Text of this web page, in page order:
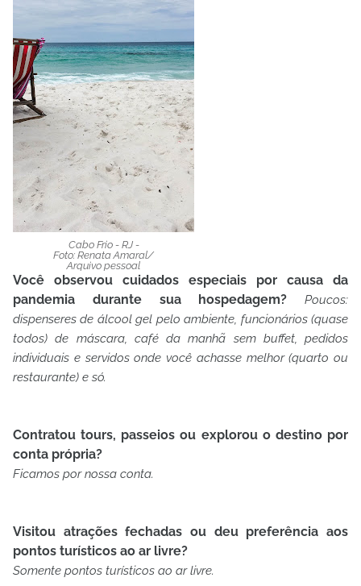
Cabo Frio - RJ -
Foto: Renata Amaral/
Arquivo pessoal
Você observou cuidados especiais por causa da
pandemia durante sua hospedagem? Poucos:
dispenseres de álcool gel pelo ambiente, funcionários (quase
todos) de máscara, café da manhã sem buffet, pedidos
individuais e servidos onde você achasse melhor (quarto ou
restaurante) e só.
Contratou tours, passeios ou explorou o destino por
conta própria?
Ficamos por nossa conta.
Visitou atrações fechadas ou deu preferência aos
pontos turísticos ao ar livre?
Somente pontos turísticos ao ar livre.